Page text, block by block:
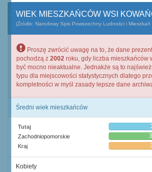
WIEK MIESZKAŃCÓW WSI
(Źródło: Narodowy Spis Powszechny Ludności i Mieszkań
Proszę zwrócić uwagę na to, że dane
pochodzą z 2002 roku, gdy liczba mieszkańców
być mocno nieaktualne. Jednakże są to
typu dla miejscowości statystycznych dlatego
kompletności w myśl zasady lepsze dane
Średni wiek mieszkańców
Tutaj
Zachodniopomorskie
Kraj
Kobiety